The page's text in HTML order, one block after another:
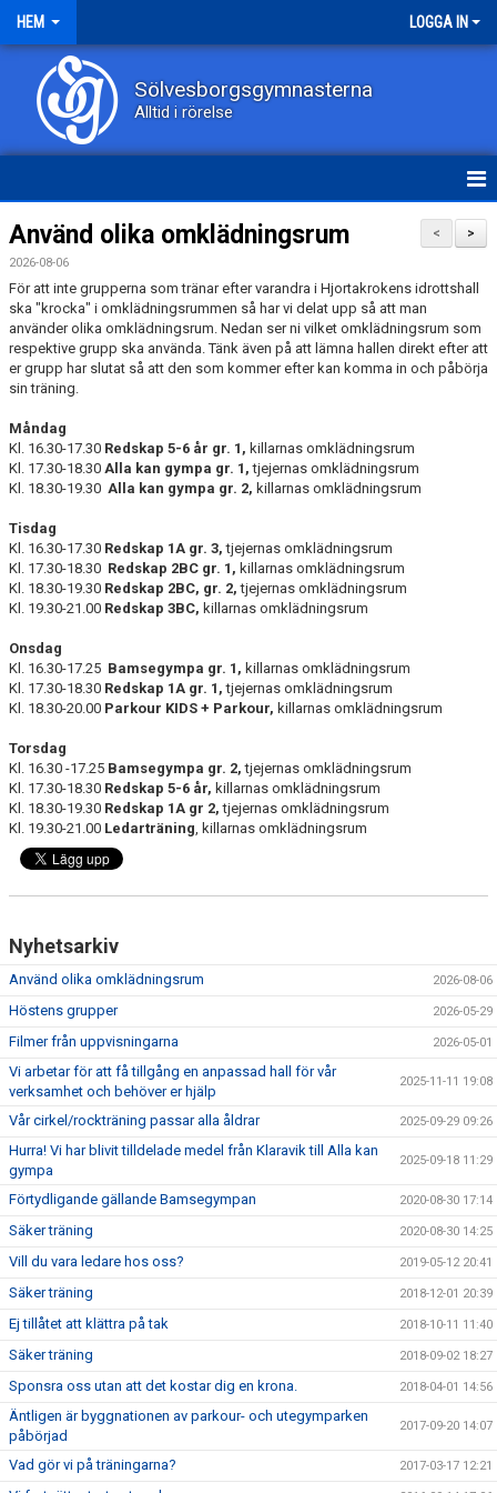
HEM LOGGA IN
Sölvesborgsgymnasterna
Alltid i rörelse
HEM
NYHETER
OM KLUBBEN
KONTAKT
GRUPPER
>
<
Använd olika omklädningsrum
2026-08-06
För att inte grupperna som tränar efter varandra i Hjortakrokens idrottshall
ska "krocka" i omklädningsrummen så har vi delat upp så att man
använder olika omklädningsrum. Nedan ser ni vilket omklädningsrum som
respektive grupp ska använda. Tänk även på att lämna hallen direkt efter att
er grupp har slutat så att den som kommer efter kan komma in och påbörja
sin träning.
Måndag
Kl. 16.30-17.30 Redskap 5-6 år gr. 1, killarnas omklädningsrum
Kl. 17.30-18.30 Alla kan gympa gr. 1, tjejernas omklädningsrum
Kl. 18.30-19.30 Alla kan gympa gr. 2, killarnas omklädningsrum
Tisdag
Kl. 16.30-17.30 Redskap 1A gr. 3,tjejernas omklädningsrum
Kl. 17.30-18.30 Redskap 2BC gr. 1, killarnas omklädningsrum
Kl. 18.30-19.30 Redskap 2BC, gr. 2, tjejernas omklädningsrum
Kl. 19.30-21.00 Redskap 3BC, killarnas omklädningsrum
Onsdag
Kl. 16.30-17.25 Bamsegympa gr. 1, killarnas omklädningsrum
Kl. 17.30-18.30 Redskap 1A gr. 1, tjejernas omklädningsrum
Kl. 18.30-20.00 Parkour KIDS + Parkour, killarnas omklädningsrum
Torsdag
Kl. 16.30 -17.25 Bamsegympa gr. 2,tjejernas omklädningsrum
Kl. 17.30-18.30 Redskap 5-6 år, killarnas omklädningsrum
Kl. 18.30-19.30 Redskap 1A gr 2,tjejernas omklädningsrum
Kl. 19.30-21.00 Ledarträning, killarnas omklädningsrum
Nyhetsarkiv
Använd olika omklädningsrum 2026-08-06
Höstens grupper 2026-05-29
Filmer från uppvisningarna 2026-05-01
Vi arbetar för att få tillgång en anpassad hall för vår
verksamhet och behöver er hjälp
2025-11-11 19:08
Vår cirkel/rockträning passar alla åldrar 2025-09-29 09:26
Hurra! Vi har blivit tilldelade medel från Klaravik till Alla kan
gympa
2025-09-18 11:29
Förtydligande gällande Bamsegympan 2020-08-30 17:14
Säker träning 2020-08-30 14:25
Vill du vara ledare hos oss? 2019-05-12 20:41
Säker träning 2018-12-01 20:39
Ej tillåtet att klättra på tak 2018-10-11 11:40
Säker träning 2018-09-02 18:27
Sponsra oss utan att det kostar dig en krona. 2018-04-01 14:56
Äntligen är byggnationen av parkour- och utegymparken
påbörjad
2017-09-20 14:07
Vad gör vi på träningarna? 2017-03-17 12:21